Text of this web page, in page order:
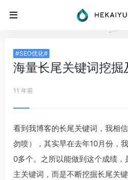
#SEO优化#
海量长尾关键词挖掘
11 年前
看到我博客的长尾关键词，我相
勿喷），其实早在去年10月份，
0多个。之所以能做到这个成绩
主关键词，而是不断挖掘长尾关